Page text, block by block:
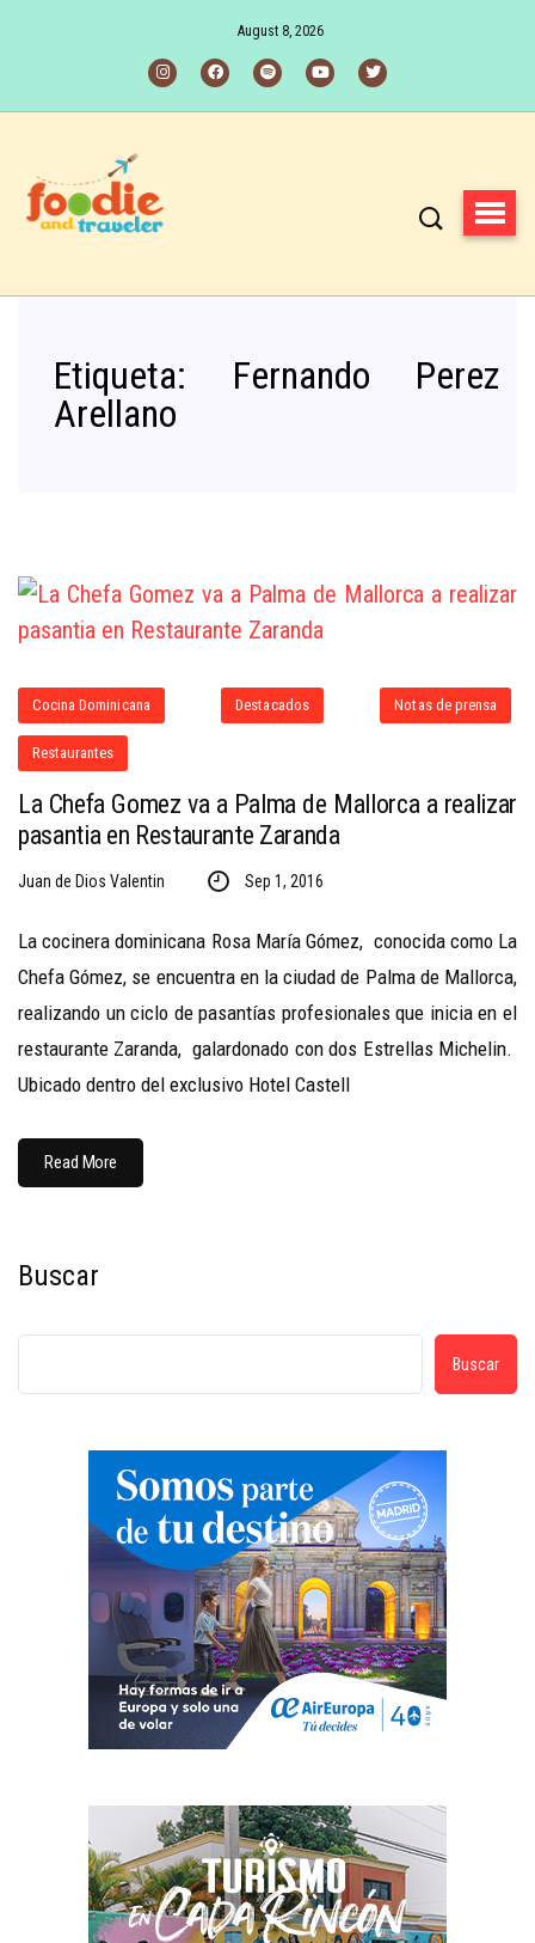
August 8, 2026
Etiqueta: Fernando Perez
Arellano
Cocina Dominicana Destacados Notas de prensa
Restaurantes
La Chefa Gomez va a Palma de Mallorca a realizar
pasantia en Restaurante Zaranda
Juan de Dios Valentin Sep 1, 2016
La cocinera dominicana Rosa María Gómez, conocida como La
Chefa Gómez, se encuentra en la ciudad de Palma de Mallorca,
realizando un ciclo de pasantías profesionales que inicia en el
restaurante Zaranda, galardonado con dos Estrellas Michelin.
Ubicado dentro del exclusivo Hotel Castell
Read More
Buscar
Buscar